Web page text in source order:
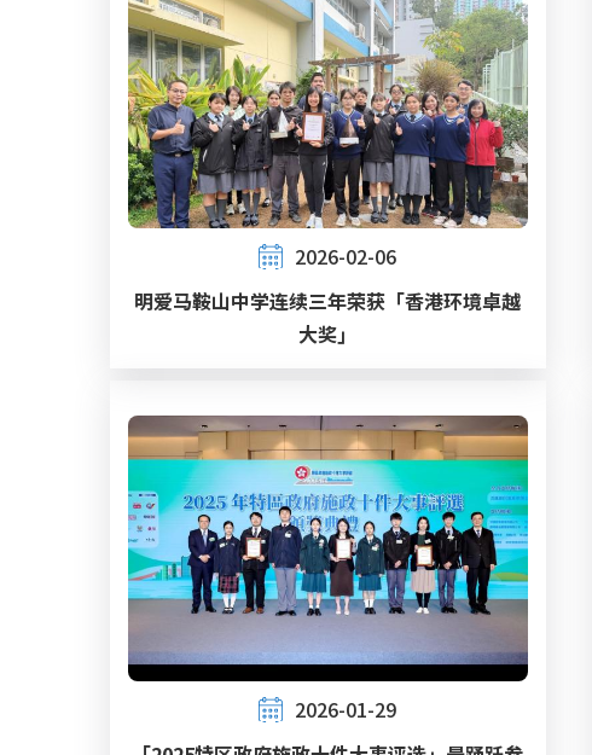
2026-02-06
明爱马鞍山中学连续三年荣获「香港环境卓越
大奖」
2026-01-29